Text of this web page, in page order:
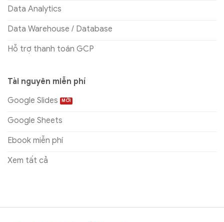
Data Analytics
Data Warehouse / Database
Hỗ trợ thanh toán GCP
Tài nguyên miễn phí
Google Slides
Google Sheets
Ebook miễn phí
Xem tất cả